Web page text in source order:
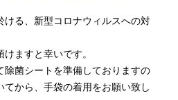
る、新型コロナウィルスへの対
けますと幸いです。
除菌シートを準備しておりますの
てから、手袋の着用をお願い致し